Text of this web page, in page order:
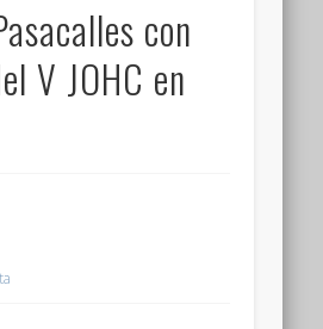
con
V JOHC en